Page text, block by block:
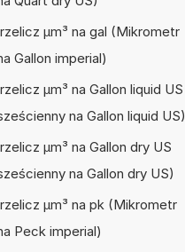
µm³ na gal (Mikrometr
Gallon imperial)
µm³ na Gallon liquid US
na Gallon liquid US)
µm³ na Gallon dry US
na Gallon dry US)
µm³ na pk (Mikrometr
Peck imperial)